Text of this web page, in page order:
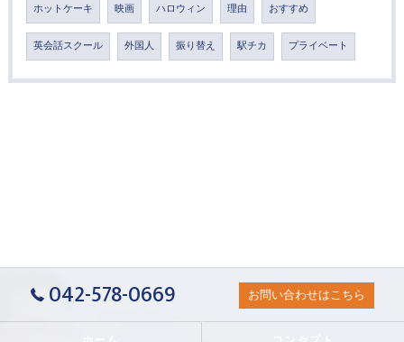
ホットケーキ 映画 ハロウィン 理由 おすすめ
英会話スクール 外国人 振り替え 駅チカ プライベート
042-578-0669 お問い合わせはこちら